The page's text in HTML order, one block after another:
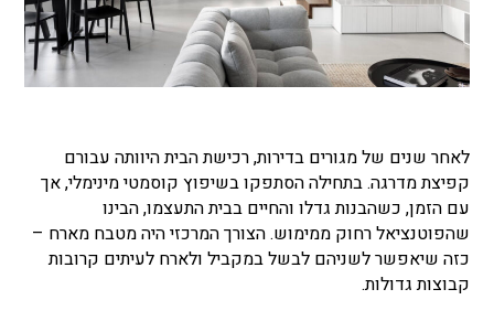
לאחר שנים של מגורים בדירות, רכישת הבית היוותה עבורם
קפיצת מדרגה. בתחילה הסתפקו בשיפוץ קוסמטי מינימלי, אך
עם הזמן, כשהבנות גדלו והחיים בבית התעצמו, הבינו
שהפוטנציאל רחוק ממימוש. הצורך המרכזי היה מטבח מארח –
כזה שיאפשר לשניהם לבשל במקביל ולארח לעיתים קרובות
קבוצות גדולות.